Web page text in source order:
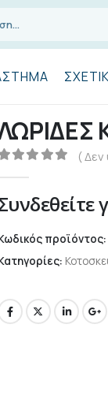
( Δεν
προϊόντος: